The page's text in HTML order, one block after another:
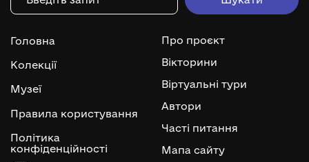
Головна
Колекції
Музеї
Правила користування
Політика
конфіденційності
Про проєкт
Вікторини
Віртуальні тури
Автори
Часті питання
Мапа сайту